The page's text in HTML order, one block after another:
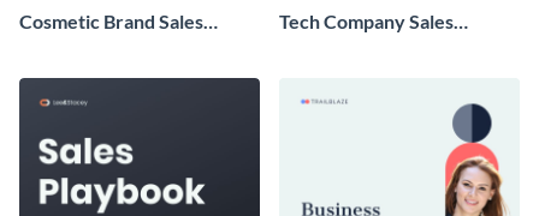
Cosmetic Brand Sales
Tech Company Sales